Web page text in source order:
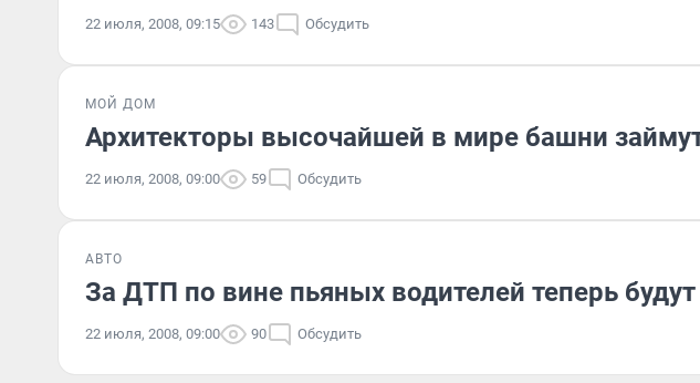
22 июля, 2008, 09:15 143 Обсудить
МОЙ ДОМ
Архитекторы высочайшей в мире башни
22 июля, 2008, 09:00 59 Обсудить
АВТО
За ДТП по вине пьяных водителей теперь
22 июля, 2008, 09:00 90 Обсудить